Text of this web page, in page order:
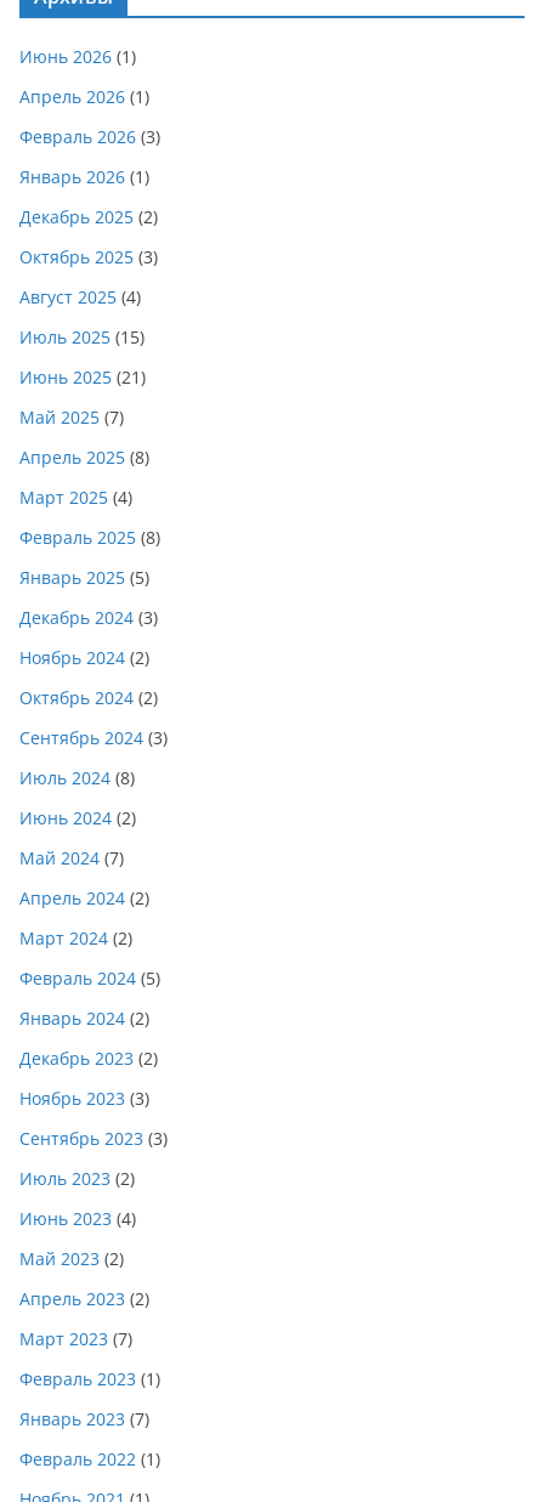
Июнь 2026 (1)
Апрель 2026 (1)
Февраль 2026 (3)
Январь 2026 (1)
Декабрь 2025 (2)
Октябрь 2025 (3)
Август 2025 (4)
Июль 2025 (15)
Июнь 2025 (21)
Май 2025 (7)
Апрель 2025 (8)
Март 2025 (4)
Февраль 2025 (8)
Январь 2025 (5)
Декабрь 2024 (3)
Ноябрь 2024 (2)
Октябрь 2024 (2)
Сентябрь 2024 (3)
Июль 2024 (8)
Июнь 2024 (2)
Май 2024 (7)
Апрель 2024 (2)
Март 2024 (2)
Февраль 2024 (5)
Январь 2024 (2)
Декабрь 2023 (2)
Ноябрь 2023 (3)
Сентябрь 2023 (3)
Июль 2023 (2)
Июнь 2023 (4)
Май 2023 (2)
Апрель 2023 (2)
Март 2023 (7)
Февраль 2023 (1)
Январь 2023 (7)
Февраль 2022 (1)